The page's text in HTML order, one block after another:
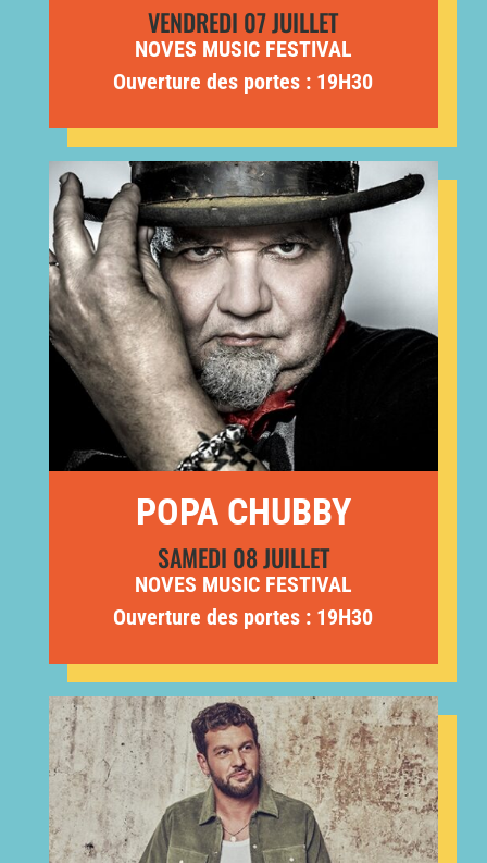
VENDREDI 07 JUILLET
NOVES MUSIC FESTIVAL
Ouverture des portes : 19H30
POPA CHUBBY
SAMEDI 08 JUILLET
NOVES MUSIC FESTIVAL
Ouverture des portes : 19H30